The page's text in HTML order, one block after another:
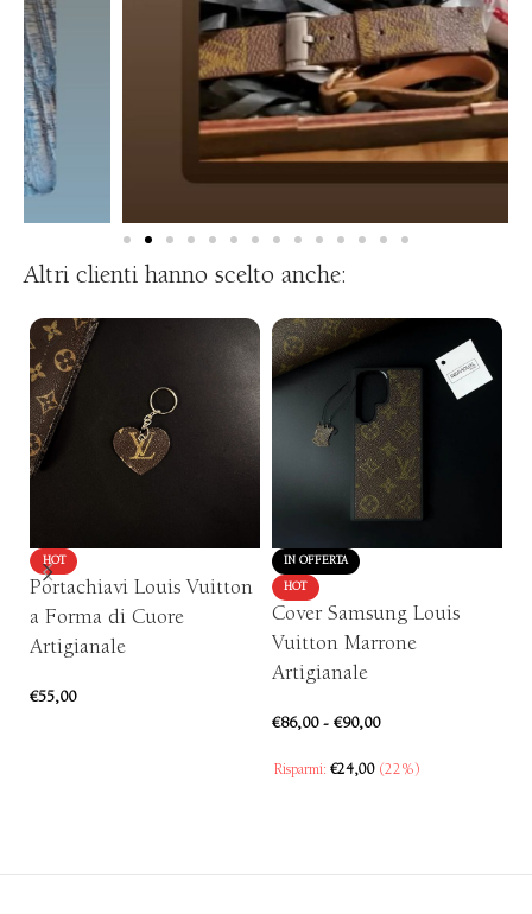
Altri clienti hanno scelto anche:
HOT
Portachiavi Louis Vuitton
a Forma di Cuore
Artigianale
€55,00
IN OFFERTA
HOT
Cover Samsung Louis
Vuitton Marrone
Artigianale
€86,00 - €90,00
Risparmi: €24,00(22%)